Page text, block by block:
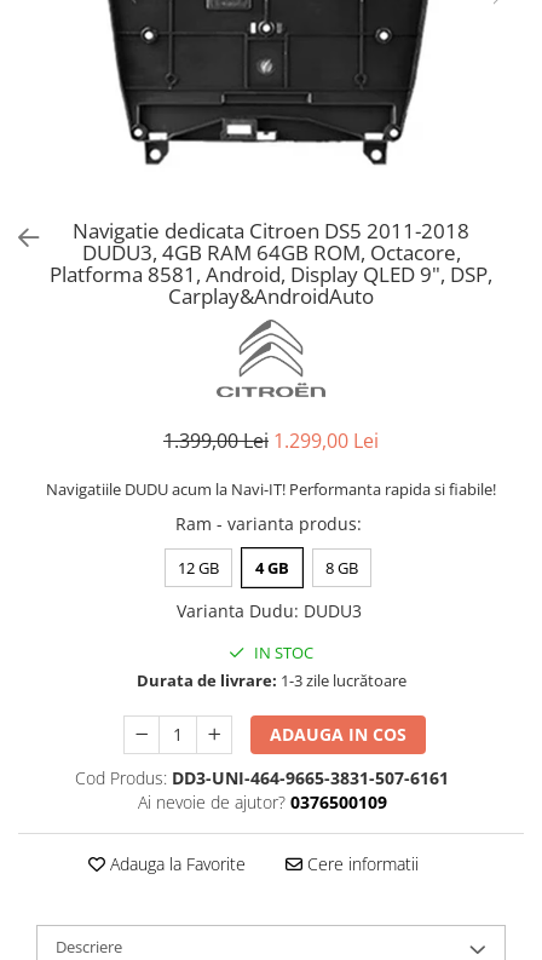
Navigatie dedicata Citroen DS5 2011-2018
DUDU3, 4GB RAM 64GB ROM, Octacore,
Platforma 8581, Android, Display QLED 9", DSP,
Carplay&AndroidAuto
1.399,00 Lei 1.299,00 Lei
Navigatiile DUDU acum la Navi-IT! Performanta rapida si fiabile!
Ram - varianta produs:
12 GB 4 GB 8 GB
Varianta Dudu: DUDU3
IN STOC
Durata de livrare: 1-3 zile lucrătoare
ADAUGA IN COS
Cod Produs: DD3-UNI-464-9665-3831-507-6161
Ai nevoie de ajutor? 0376500109
Adauga la Favorite Cere informatii
Descriere